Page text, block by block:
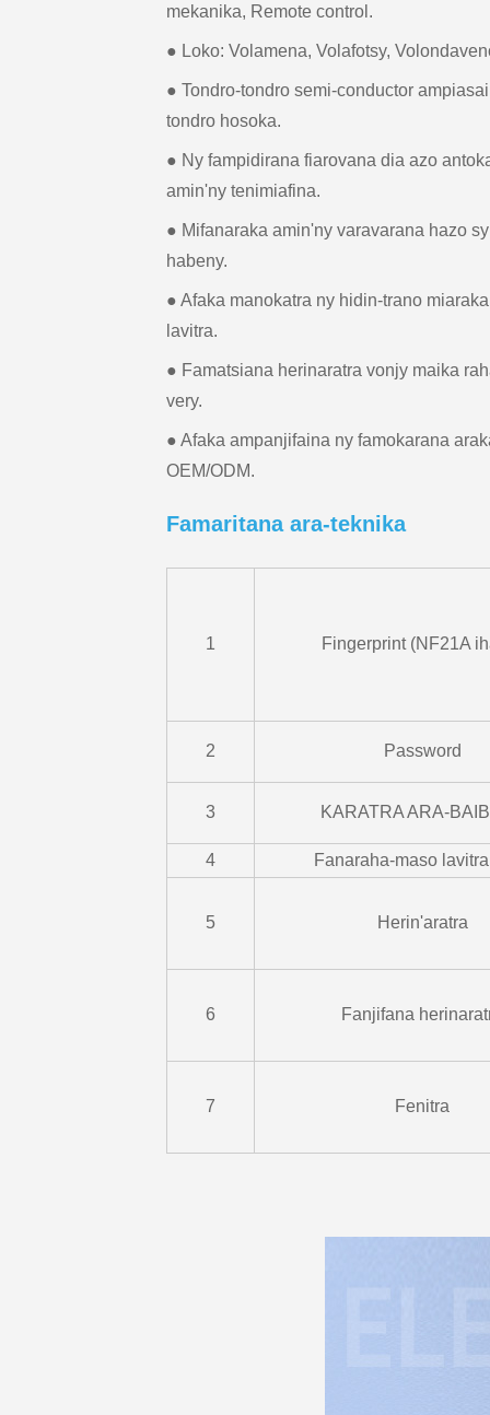
mekanika, Remote control.
● Loko: Volamena, Volafotsy,
● Tondro-tondro semi-conductor
tondro hosoka.
● Ny fampidirana fiarovana dia azo
amin'ny tenimiafina.
● Mifanaraka amin'ny varavarana hazo
habeny.
● Afaka manokatra ny hidin-trano
lavitra.
● Famatsiana herinaratra vonjy maika
very.
● Afaka ampanjifaina ny famokarana
OEM/ODM.
Famaritana ara-teknika
1 Fingerprint (NF21A
2 Password
3 KARATRA ARA-
4 Fanaraha-maso
5 Herin'aratra
6 Fanjifana
7 Fenitra